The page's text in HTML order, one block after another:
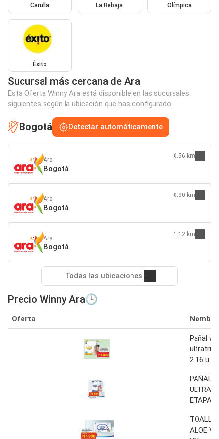
Carulla La Rebaja Olímpica
Éxito
Sucursal más cercana de Ara
Esta Oferta Winny Ara está disponible en las sucursales
siguientes según la ubicación que has configurado:
Bogotá Detectar automáticamente
Ara
Bogotá
0.56 km
Ara
Bogotá
0.80 km
Ara
Bogotá
1.12 km
Todas las ubicaciones
Precio Winny Ara🕒
Oferta Nombre
Pañal
ultratrim
2 16 u
PAÑAL
ETAPA
ALOE